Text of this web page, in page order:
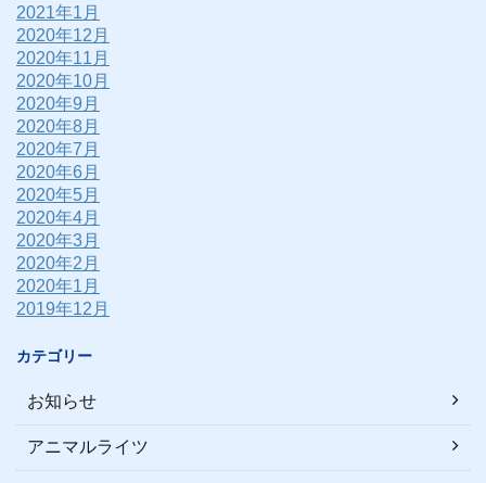
2021年1月
2020年12月
2020年11月
2020年10月
2020年9月
2020年8月
2020年7月
2020年6月
2020年5月
2020年4月
2020年3月
2020年2月
2020年1月
2019年12月
カテゴリー
お知らせ
アニマルライツ